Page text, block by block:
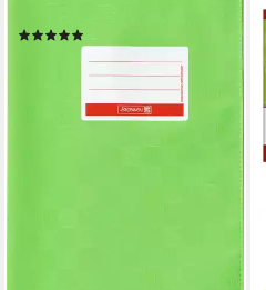
lieferbar - in 3-4 Werktagen bei dir